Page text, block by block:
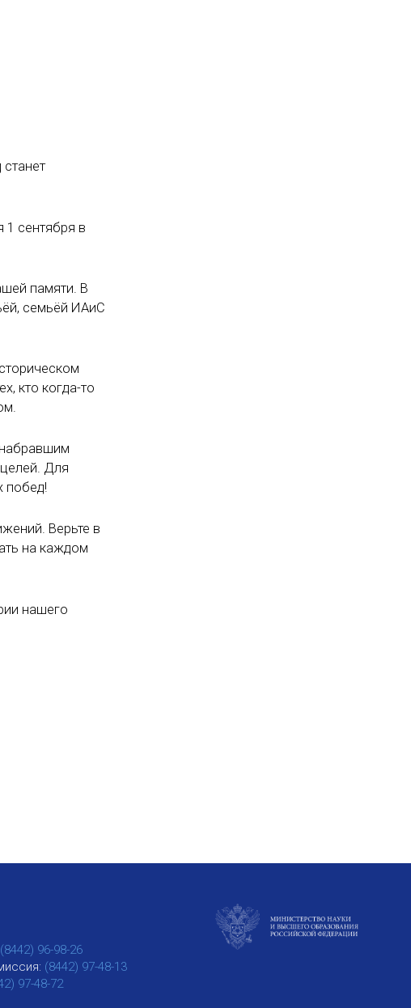
1 сентября в
памяти. В
семьёй ИАиС
кто когда-то
Для
побед!
Верьте в
на каждом
нашего
(8442) 96-98-26
(8442) 97-48-13
97-48-72